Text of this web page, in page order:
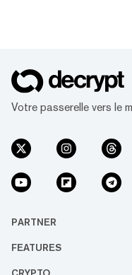
Votre passerelle vers le
PARTNER
FEATURES